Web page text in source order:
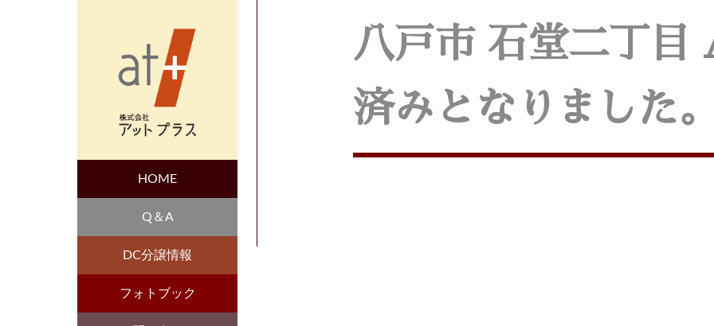
八戸市 石堂二丁目
済みとなりました
HOME
Q＆A
DC分譲情報
フォトブック